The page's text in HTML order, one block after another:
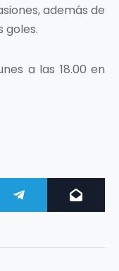
además de
goles.
a las 18.00 en